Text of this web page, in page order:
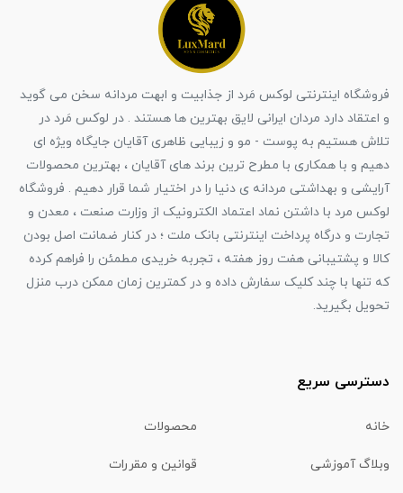
فروشگاه اینترنتی لوکس مَرد از جذابیت و ابهت مردانه سخن می گوید
و اعتقاد دارد مردان ایرانی لایق بهترین ها هستند . در لوکس مَرد در
تلاش هستیم به پوست - مو و زیبایی ظاهری آقایان جایگاه ویژه ای
دهیم و با همکاری با مطرح ترین برند های آقایان ، بهترین محصولات
آرایشی و بهداشتی مردانه ی دنیا را در اختیار شما قرار دهیم . فروشگاه
لوکس مرد با داشتن نماد اعتماد الکترونیک از وزارت صنعت ، معدن و
تجارت و درگاه پرداخت اینترنتی بانک ملت ؛ در کنار ضمانت اصل بودن
کالا و پشتیبانی هفت روز هفته ، تجربه خریدی مطمئن را فراهم کرده
که تنها با چند کلیک سفارش داده و در کمترین زمان ممکن درب منزل
تحویل بگیرید.
دسترسی سریع
خانه محصولات
وبلاگ آموزشی قوانین و مقررات